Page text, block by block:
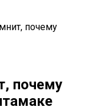
почему
почему